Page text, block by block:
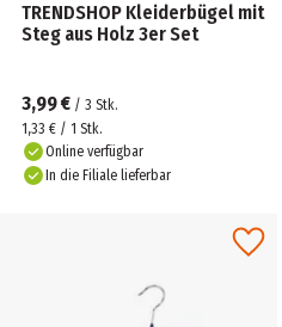
TRENDSHOP Kleiderbügel mit
Steg aus Holz 3er Set
3,99 € / 3 Stk.
1,33 € / 1 Stk.
Online verfügbar
In die Filiale lieferbar